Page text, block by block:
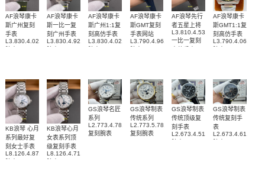
AF浪琴康卡
斯广州复刻
手表
L3.830.4.02.9
AF浪琴康卡
斯一比一复
刻广州手表
L3.830.4.92.6
AF浪琴康卡
斯广州1:1复
刻高仿手表
L3.830.4.02.6
AF浪琴康卡
斯GMT复刻
手表网站
L3.790.4.96.9
AF浪琴先行
者五星上将
L3.810.4.53.0
一比一复刻
AF浪琴康卡
斯GMT1:1复
刻高仿手表
L3.790.4.06.6
KB浪琴 心月
系列最好复
刻女士手表
L8.126.4.87.6
KB浪琴心月
女表系列顶
级复刻手表
L8.126.4.71.6
GS浪琴名匠
系列
L2.773.4.78.6
复刻腕表
GS浪琴制表
传统系列
L2.773.5.78.7
复刻腕表
GS浪琴制表
传统顶级复
刻手表
L2.673.4.51.7
GS浪琴制表
传统复刻手
表
L2.673.4.61.2